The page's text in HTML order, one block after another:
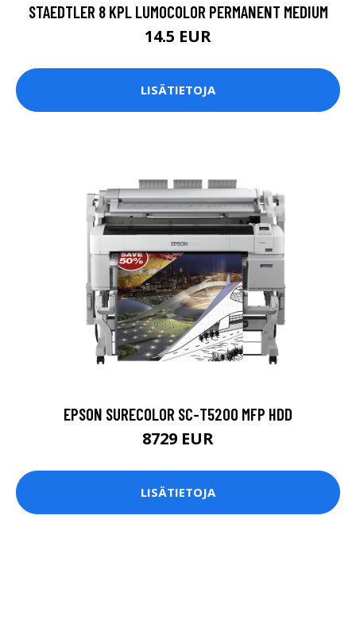
STAEDTLER 8 KPL LUMOCOLOR PERMANENT MEDIUM
14.5 EUR
LISÄTIETOJA
EPSON SURECOLOR SC-T5200 MFP HDD
8729 EUR
LISÄTIETOJA